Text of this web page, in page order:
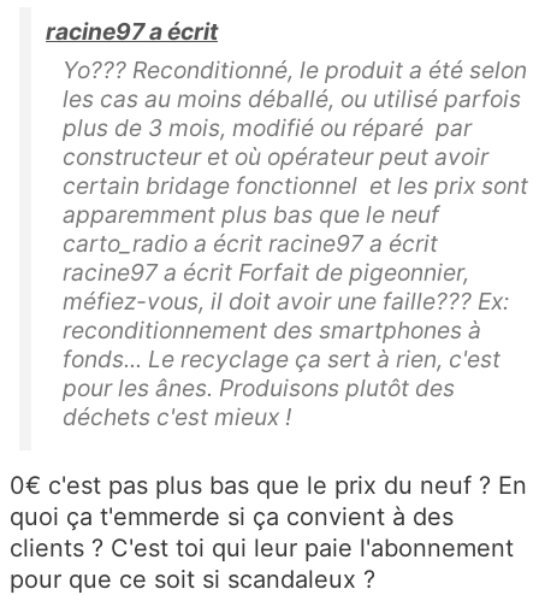
racine97 a écrit
Yo??? Reconditionné, le produit a été selon
les cas au moins déballé, ou utilisé parfois
plus de 3 mois, modifié ou réparé par
constructeur et où opérateur peut avoir
certain bridage fonctionnel et les prix sont
apparemment plus bas que le neuf
carto_radio a écrit racine97 a écrit
racine97 a écrit Forfait de pigeonnier,
méfiez-vous, il doit avoir une faille??? Ex:
reconditionnement des smartphones à
fonds... Le recyclage ça sert à rien, c'est
pour les ânes. Produisons plutôt des
déchets c'est mieux !
0€ c'est pas plus bas que le prix du neuf ? En
quoi ça t'emmerde si ça convient à des
clients ? C'est toi qui leur paie l'abonnement
pour que ce soit si scandaleux ?